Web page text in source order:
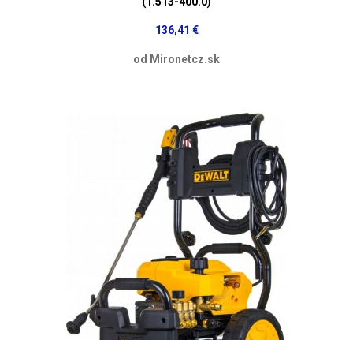
136,41 €
od Mironetcz.sk